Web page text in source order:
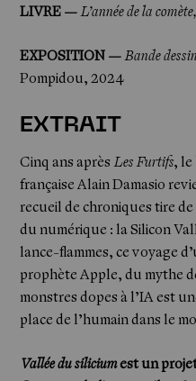
LIVRE —L’année de la
EXPOSITION —Bande
Pompidou, 2024
EXTRAIT
Cinq ans aprèsLes Furtifs, le
française Alain Damasio
recueil de chroniques tire
du numérique : la Silicon
lance-flammes, ce voyage
prophète Apple, du mythe
monstres dopes à l’IA est
place de l’humain dans le
Vallée du siliciumest un